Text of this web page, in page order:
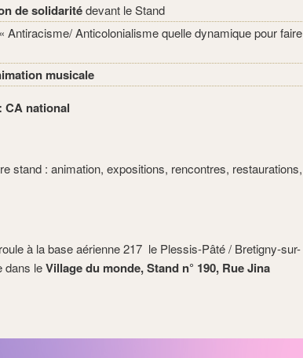
de solidaritédevant le Stand
« Antiracisme/ Anticolonialisme quelle dynamique pour faire
musicale
CA national
stand : animation, expositions, rencontres, restaurations,
à la base aérienne 217 le Plessis-Pâté / Bretigny-sur-
dans leVillage du monde,Stand n° 190, Rue Jina